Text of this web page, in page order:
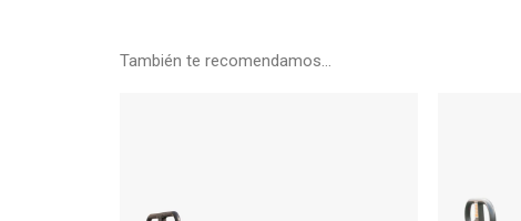
También te recomendamos…